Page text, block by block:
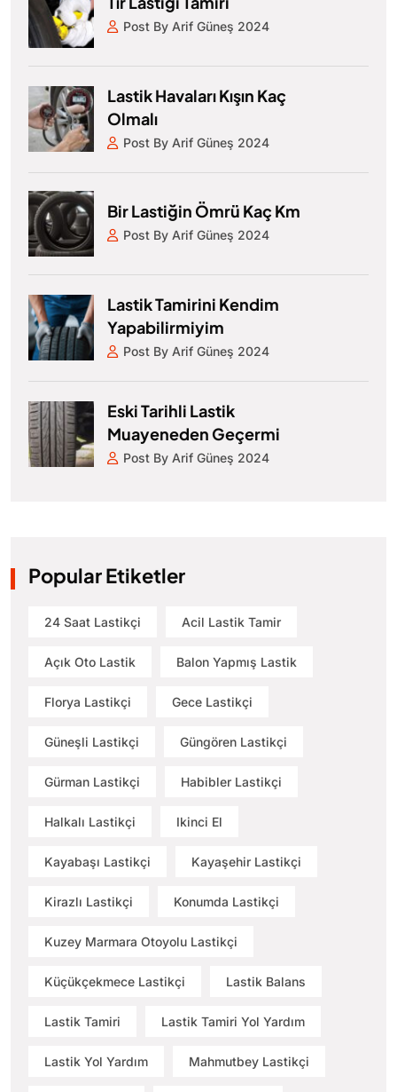
Post By Arif Güneş 2024
Lastik Havaları Kışın Kaç
Olmalı
Post By Arif Güneş 2024
Bir Lastiğin Ömrü Kaç Km
Post By Arif Güneş 2024
Lastik Tamirini Kendim
Yapabilirmiyim
Post By Arif Güneş 2024
Eski Tarihli Lastik
Muayeneden Geçermi
Post By Arif Güneş 2024
Popular Etiketler
24 Saat Lastikçi Acil Lastik Tamir
Açık Oto Lastik Balon Yapmış Lastik
Florya Lastikçi Gece Lastikçi
Güneşli Lastikçi Güngören Lastikçi
Gürman Lastikçi Habibler Lastikçi
Halkalı Lastikçi Ikinci El
Kayabaşı Lastikçi Kayaşehir Lastikçi
Kirazlı Lastikçi Konumda Lastikçi
Kuzey Marmara Otoyolu Lastikçi
Küçükçekmece Lastikçi Lastik Balans
Lastik Tamiri Lastik Tamiri Yol Yardım
Lastik Yol Yardım Mahmutbey Lastikçi